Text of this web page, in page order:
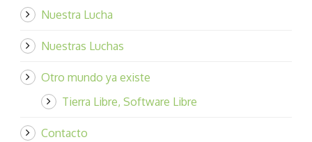
Nuestra Lucha
Nuestras Luchas
Otro mundo ya existe
Tierra Libre, Software Libre
Contacto